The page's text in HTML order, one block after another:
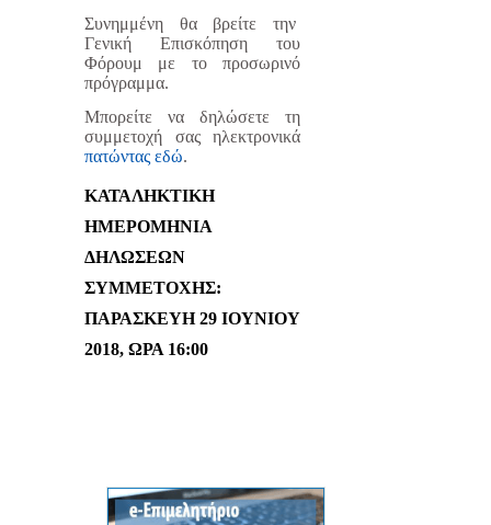
Συνημμένη θα βρείτε την
Γενική Επισκόπηση του
Φόρουμ με το προσωρινό
πρόγραμμα.
Μπορείτε να δηλώσετε τη
συμμετοχή σας ηλεκτρονικά
πατώντας εδώ.
ΚΑΤΑΛΗΚΤΙΚΗ
ΗΜΕΡΟΜΗΝΙΑ
ΔΗΛΩΣΕΩΝ
ΣΥΜΜΕΤΟΧΗΣ:
ΠΑΡΑΣΚΕΥΉ 29 ΙΟΥΝΊΟΥ
2018, ΏΡΑ 16:00